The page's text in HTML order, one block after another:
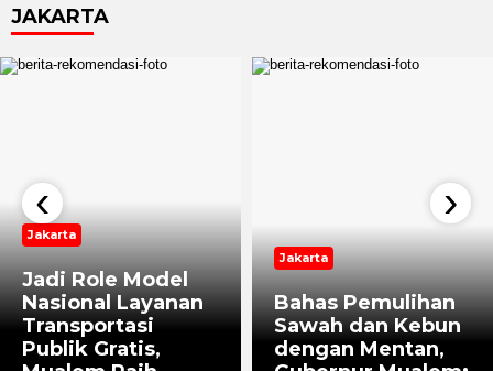
JAKARTA
Jakarta
Jadi Role Model
Nasional Layanan
Transportasi
Publik Gratis,
Jakarta
Bahas Pemulihan
Sawah dan Kebun
dengan Mentan,
‹ ›